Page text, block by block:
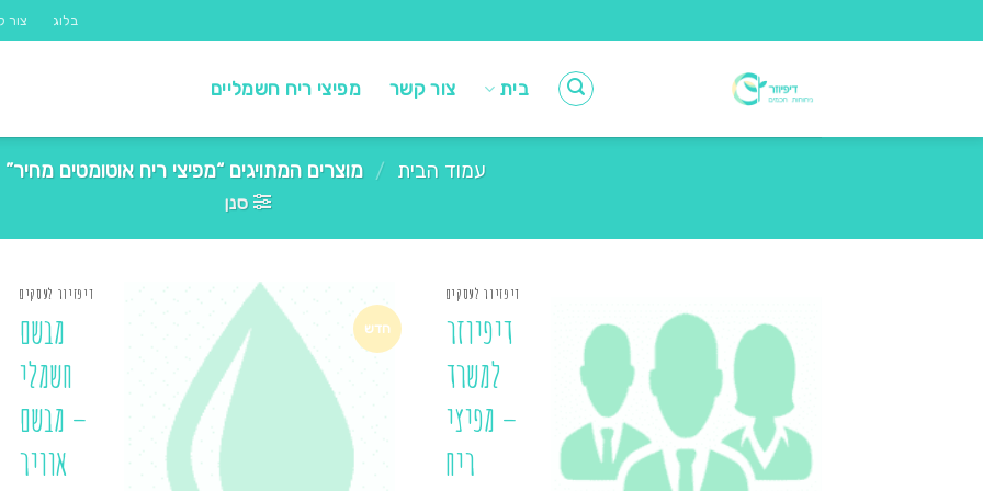
to
בלוג צור
בית צור קשר מפיצי ריח חשמליים
עמוד הבית / מוצרים המתויגים “מפיצי ריח אוטומטים מחיר”
סנן
דיפזיור לעסקים
דיפיוזר
למשרד
– מפיצי
ריח
חדש
דיפזיור לעסקים
מבשם
חשמלי
– מבשם
אוויר